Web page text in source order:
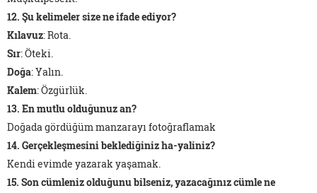
12. Şu kelimeler size ne ifade ediyor?
Kılavuz: Rota.
Sır: Öteki.
Doğa: Yalın.
Kalem: Özgürlük.
13. En mutlu olduğunuz an?
Doğada gördüğüm manzarayı fotoğraflamak
14. Gerçekleşmesini beklediğiniz ha-yaliniz?
Kendi evimde yazarak yaşamak.
15. Son cümleniz olduğunu bilseniz, yazacağınız cümle ne